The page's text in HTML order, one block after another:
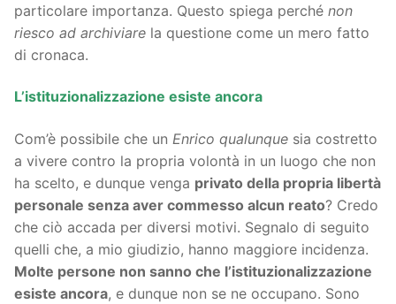
particolare importanza. Questo spiega perché non
riesco ad archiviare la questione come un mero fatto
di cronaca.
L’istituzionalizzazione esiste ancora
Com’è possibile che un Enrico qualunque sia costretto
a vivere contro la propria volontà in un luogo che non
ha scelto, e dunque venga privato della propria libertà
personale senza aver commesso alcun reato? Credo
che ciò accada per diversi motivi. Segnalo di seguito
quelli che, a mio giudizio, hanno maggiore incidenza.
Molte persone non sanno che l’istituzionalizzazione
esiste ancora, e dunque non se ne occupano. Sono